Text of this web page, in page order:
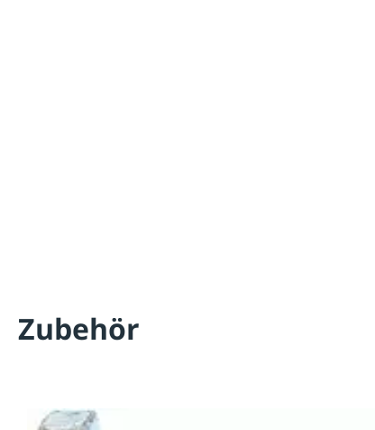
Zubehör